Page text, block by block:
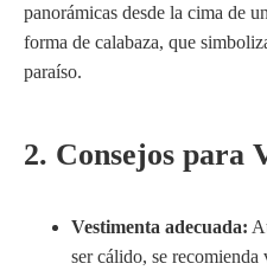
panorámicas desde la cima de
forma de calabaza, que
paraíso.
2. Consejos para
Vestimenta adecuada:
ser cálido, se recomienda